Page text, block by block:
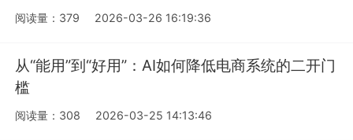
阅读量：379 2026-03-26 16:19:36
从“能用”到“好用”：AI如何降低电商系统的二开门
槛
阅读量：308 2026-03-25 14:13:46